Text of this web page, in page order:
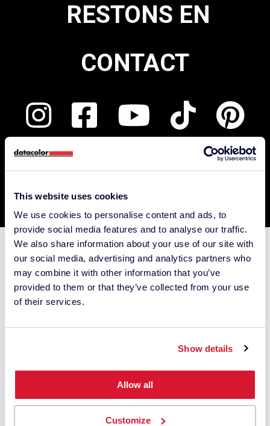
This website uses cookies
We use cookies to personalise content and ads, to
provide social media features and to analyse our traffic.
We also share information about your use of our site with
our social media, advertising and analytics partners who
may combine it with other information that you’ve
provided to them or that they’ve collected from your use
of their services.
Show details
Allow all
Customize
RESTONS EN
CONTACT
Support
Support ColorReader
Support Spyder
Acheter
Achetez solutions Spyder
Contactez agents commerciaux des solutions